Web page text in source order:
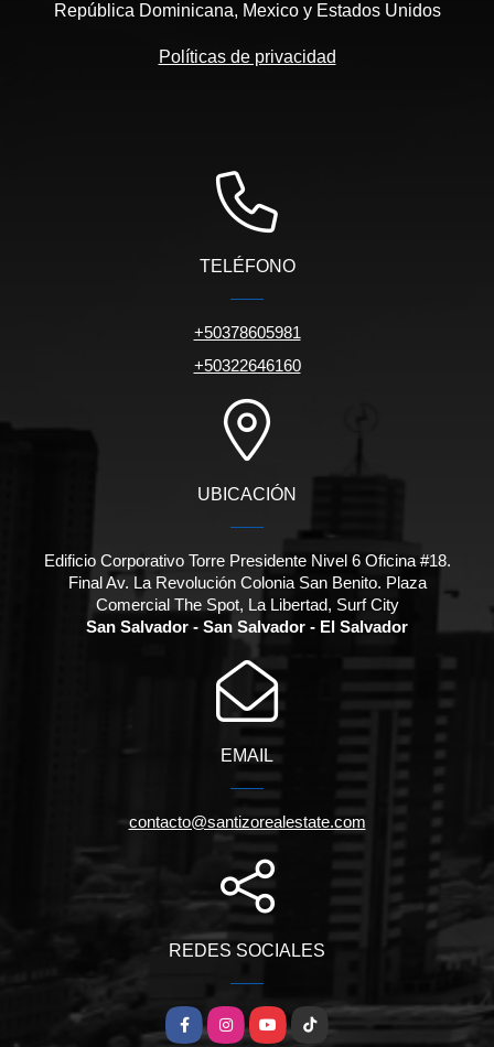
República Dominicana, Mexico y Estados Unidos
Políticas de privacidad
TELÉFONO
+50378605981
+50322646160
UBICACIÓN
Edificio Corporativo Torre Presidente Nivel 6 Oficina #18.
Final Av. La Revolución Colonia San Benito. Plaza
Comercial The Spot, La Libertad, Surf City
San Salvador - San Salvador - El Salvador
EMAIL
contacto@santizorealestate.com
REDES SOCIALES
FacebookInstagramYouTube
TikTok